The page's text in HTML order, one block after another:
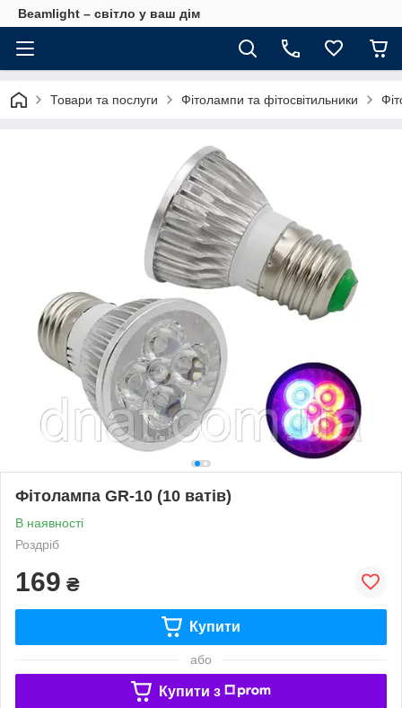
Beamlight – світло у ваш дім
Товари та послуги Фітолампи та фітосвітильники
Фітолампа GR-10 (10 ватів)
В наявності
Роздріб
169 ₴
Купити
або
Купити з